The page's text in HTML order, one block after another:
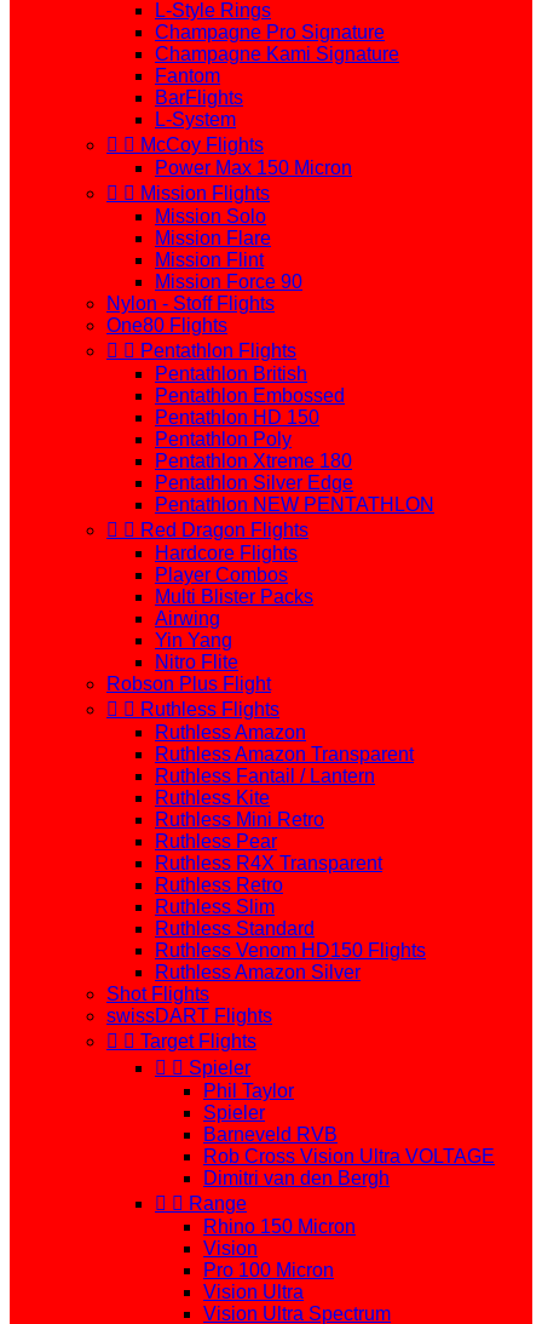
L-Style Rings
Champagne Pro Signature
Champagne Kami Signature
Fantom
BarFlights
L-System
  McCoy Flights
Power Max 150 Micron
  Mission Flights
Mission Solo
Mission Flare
Mission Flint
Mission Force 90
Nylon - Stoff Flights
One80 Flights
  Pentathlon Flights
Pentathlon British
Pentathlon Embossed
Pentathlon HD 150
Pentathlon Poly
Pentathlon Xtreme 180
Pentathlon Silver Edge
Pentathlon NEW PENTATHLON
  Red Dragon Flights
Hardcore Flights
Player Combos
Multi Blister Packs
Airwing
Yin Yang
Nitro Flite
Robson Plus Flight
  Ruthless Flights
Ruthless Amazon
Ruthless Amazon Transparent
Ruthless Fantail / Lantern
Ruthless Kite
Ruthless Mini Retro
Ruthless Pear
Ruthless R4X Transparent
Ruthless Retro
Ruthless Slim
Ruthless Standard
Ruthless Venom HD150 Flights
Ruthless Amazon Silver
Shot Flights
swissDART Flights
  Target Flights
  Spieler
Phil Taylor
Spieler
Barneveld RVB
Rob Cross Vision Ultra VOLTAGE
Dimitri van den Bergh
  Range
Rhino 150 Micron
Vision
Pro 100 Micron
Vision Ultra
Vision Ultra Spectrum